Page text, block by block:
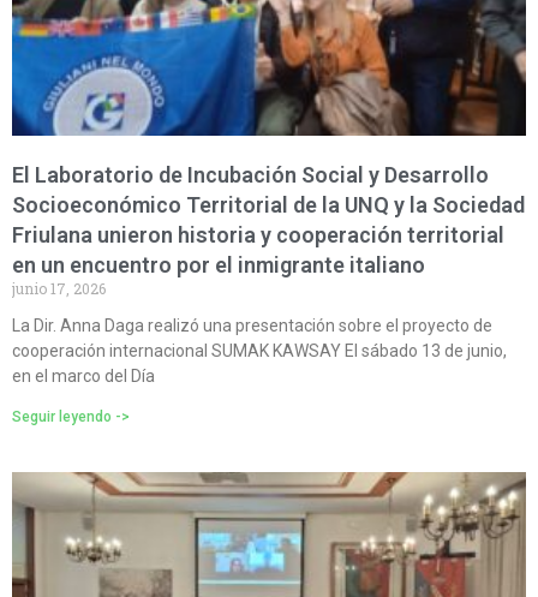
El Laboratorio de Incubación Social y Desarrollo
Socioeconómico Territorial de la UNQ y la Sociedad
Friulana unieron historia y cooperación territorial
en un encuentro por el inmigrante italiano
junio 17, 2026
La Dir. Anna Daga realizó una presentación sobre el proyecto de
cooperación internacional SUMAK KAWSAY El sábado 13 de junio,
en el marco del Día
Seguir leyendo ->